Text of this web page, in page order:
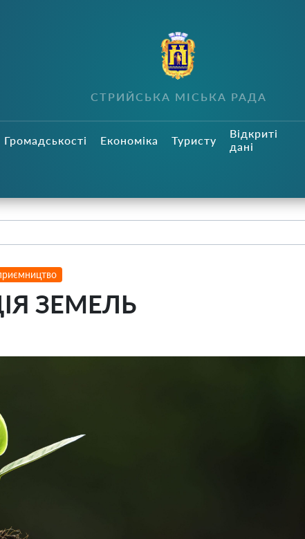
СТРИЙСЬКА МІСЬКА РАДА
Громадськості Економіка Туристу
Відкриті
дані
ЗЕМЕЛЬ